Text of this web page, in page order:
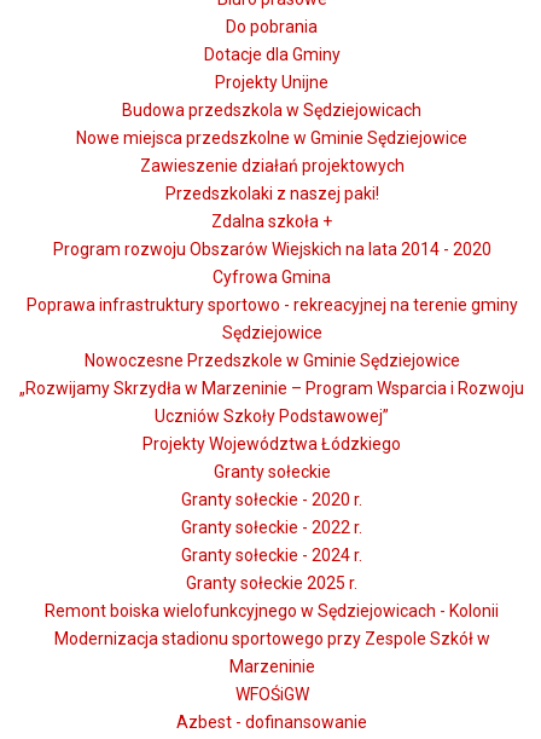
Do pobrania
Dotacje dla Gminy
Projekty Unijne
Budowa przedszkola w Sędziejowicach
Nowe miejsca przedszkolne w Gminie Sędziejowice
Zawieszenie działań projektowych
Przedszkolaki z naszej paki!
Zdalna szkoła +
Program rozwoju Obszarów Wiejskich na lata 2014 - 2020
Cyfrowa Gmina
Poprawa infrastruktury sportowo - rekreacyjnej na terenie gminy
Sędziejowice
Nowoczesne Przedszkole w Gminie Sędziejowice
„Rozwijamy Skrzydła w Marzeninie – Program Wsparcia i Rozwoju
Uczniów Szkoły Podstawowej”
Projekty Województwa Łódzkiego
Granty sołeckie
Granty sołeckie - 2020 r.
Granty sołeckie - 2022 r.
Granty sołeckie - 2024 r.
Granty sołeckie 2025 r.
Remont boiska wielofunkcyjnego w Sędziejowicach - Kolonii
Modernizacja stadionu sportowego przy Zespole Szkół w
Marzeninie
WFOŚiGW
Azbest - dofinansowanie